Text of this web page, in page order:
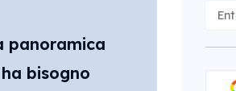
panoramica
bisogno